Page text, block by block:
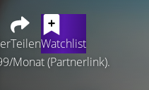
TeilenWatchlist
Monat (Partnerlink).